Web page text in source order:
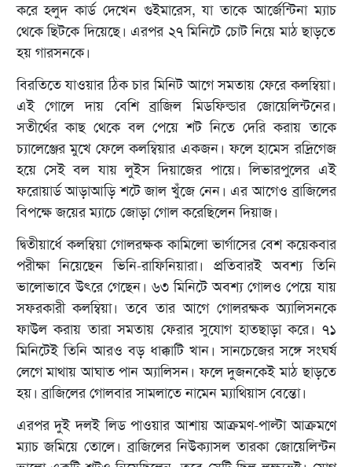
করে হলুদ কার্ড দেখেন গুইমারেস, যা তাকে আর্জেন্টিনা ম্যাচ
থেকে ছিটকে দিয়েছে। এরপর ২৭ মিনিটে চোট নিয়ে মাঠ ছাড়তে
হয় গারসনকে।
বিরতিতে যাওয়ার ঠিক চার মিনিট আগে সমতায় ফেরে কলম্বিয়া।
এই গোলে দায় বেশি ব্রাজিল মিডফিল্ডার জোয়েলিন্টনের।
সতীর্থের কাছ থেকে বল পেয়ে শট নিতে দেরি করায় তাকে
চ্যালেঞ্জের মুখে ফেলে কলম্বিয়ার একজন। ফলে হামেস রদ্রিগেজ
হয়ে সেই বল যায় লুইস দিয়াজের পায়ে। লিভারপুলের এই
ফরোয়ার্ড আড়াআড়ি শটে জাল খুঁজে নেন। এর আগেও ব্রাজিলের
বিপক্ষে জয়ের ম্যাচে জোড়া গোল করেছিলেন দিয়াজ।
দ্বিতীয়ার্ধে কলম্বিয়া গোলরক্ষক কামিলো ভার্গাসের বেশ কয়েকবার
পরীক্ষা নিয়েছেন ভিনি-রাফিনিয়ারা। প্রতিবারই অবশ্য তিনি
ভালোভাবে উৎরে গেছেন। ৬৩ মিনিটে অবশ্য গোলও পেয়ে যায়
সফরকারী কলম্বিয়া। তবে তার আগে গোলরক্ষক অ্যালিসনকে
ফাউল করায় তারা সমতায় ফেরার সুযোগ হাতছাড়া করে। ৭১
মিনিটেই তিনি আরও বড় ধাক্কাটি খান। সানচেজের সঙ্গে সংঘর্ষ
লেগে মাথায় আঘাত পান অ্যালিসন। ফলে দুজনকেই মাঠ ছাড়তে
হয়। ব্রাজিলের গোলবার সামলাতে নামেন ম্যাথিয়াস বেন্তো।
এরপর দুই দলই লিড পাওয়ার আশায় আক্রমণ-পাল্টা আক্রমণে
ম্যাচ জমিয়ে তোলে। ব্রাজিলের নিউক্যাসল তারকা জোয়েলিন্টন